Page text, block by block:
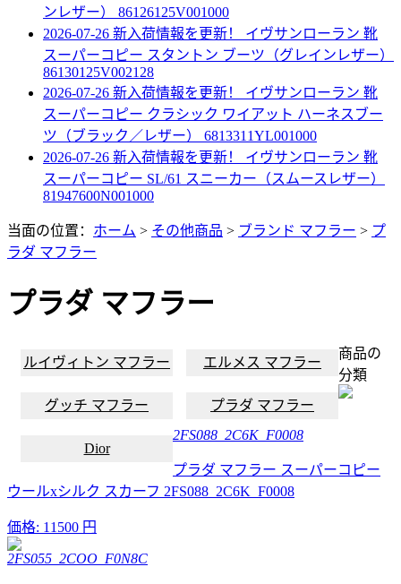
ンレザー） 86126125V001000
2026-07-26 新入荷情報を更新！ イヴサンローラン 靴
スーパーコピー スタントン ブーツ（グレインレザー）
86130125V002128
2026-07-26 新入荷情報を更新！ イヴサンローラン 靴
スーパーコピー クラシック ワイアット ハーネスブー
ツ（ブラック／レザー） 6813311YL001000
2026-07-26 新入荷情報を更新！ イヴサンローラン 靴
スーパーコピー SL/61 スニーカー（スムースレザー）
81947600N001000
当面の位置： ホーム > その他商品 > ブランド マフラー > プ
ラダ マフラー
プラダ マフラー
ルイヴィトン マフラー エルメス マフラー
グッチ マフラー プラダ マフラー
Dior
商品の
分類
2FS088_2C6K_F0008
プラダ マフラー スーパーコピー
ウールxシルク スカーフ 2FS088_2C6K_F0008
価格: 11500 円
2FS055_2COO_F0N8C